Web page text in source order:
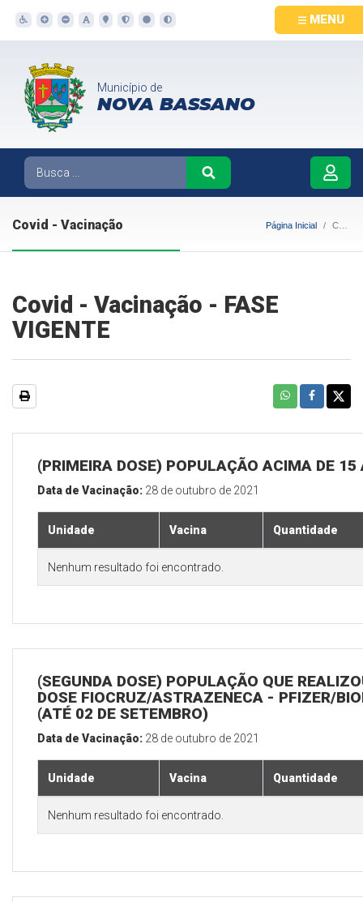
MENU
Município de
NOVA BASSANO
Covid - Vacinação Página Inicial Covid - Vacinação
Covid - Vacinação - FASE
VIGENTE
(PRIMEIRA DOSE) POPULAÇÃO ACIMA DE 15
Data de Vacinação: 28 de outubro de 2021
Unidade Vacina Quantidade
Nenhum resultado foi encontrado.
(SEGUNDA DOSE) POPULAÇÃO QUE
DOSE FIOCRUZ/ASTRAZENECA - PFIZER/
(ATÉ 02 DE SETEMBRO)
Data de Vacinação: 28 de outubro de 2021
Unidade Vacina Quantidade
Nenhum resultado foi encontrado.